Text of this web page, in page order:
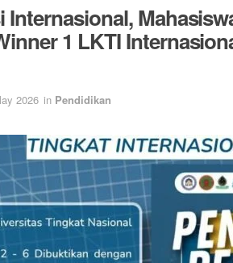
Internasional,
1 LKTI
2026 in Pendidikan